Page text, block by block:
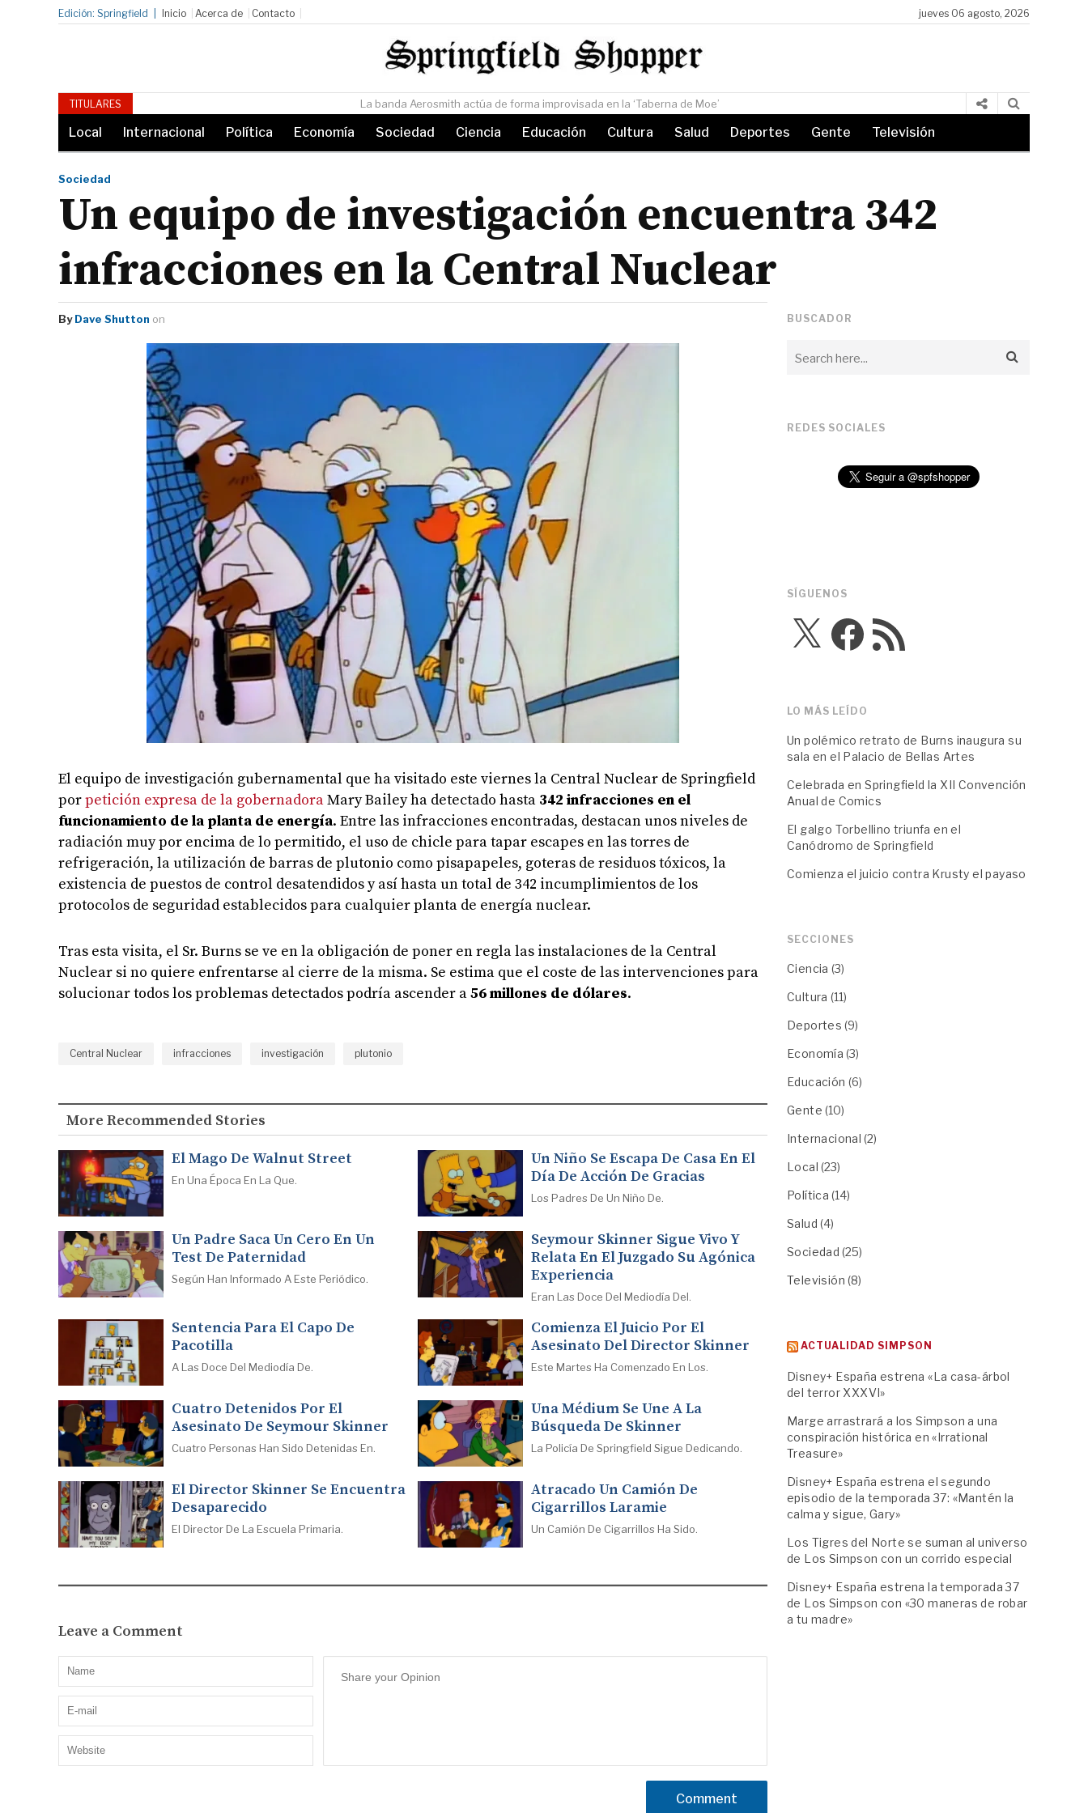
Edición: Springfield Inicio Acerca de Contacto jueves 06 agosto, 2026
TITULARES La banda Aerosmith actúa de forma improvisada en la ‘Taberna de Moe’ El alcalde Quimby declara oficialmente el «Día del Flameado de
Local Internacional Política Economía Sociedad Ciencia Educación Cultura Salud Deportes Gente Televisión
Sociedad
Un equipo de investigación encuentra 342
infracciones en la Central Nuclear
By Dave Shutton on
El equipo de investigación gubernamental que ha visitado este viernes la Central Nuclear de Springfield
porpetición expresa de la gobernadoraMary Bailey ha detectado hasta 342 infracciones en el
funcionamiento de la planta de energía. Entre las infracciones encontradas, destacan unos niveles de
radiación muy por encima de lo permitido, el uso de chicle para tapar escapes en las torres de
refrigeración, la utilización de barras de plutonio como pisapapeles, goteras de residuos tóxicos, la
existencia de puestos de control desatendidos y así hasta un total de 342 incumplimientos de los
protocolos de seguridad establecidos para cualquier planta de energía nuclear.
Tras esta visita, el Sr. Burns se ve en la obligación de poner en regla las instalaciones de la Central
Nuclear si no quiere enfrentarse al cierre de la misma. Se estima que el coste de las intervenciones para
solucionar todos los problemas detectados podría ascender a56 millones de dólares.
Central Nuclear infracciones investigación plutonio
More Recommended Stories
El Mago De Walnut Street
En Una Época En La Que.
Un Niño Se Escapa De Casa En El
Día De Acción De Gracias
Los Padres De Un Niño De.
Un Padre Saca Un Cero En Un
Test De Paternidad
Según Han Informado A Este Periódico.
Seymour Skinner Sigue Vivo Y
Relata En El Juzgado Su Agónica
Experiencia
Eran Las Doce Del Mediodía Del.
Sentencia Para El Capo De
Pacotilla
A Las Doce Del Mediodía De.
Comienza El Juicio Por El
Asesinato Del Director Skinner
Este Martes Ha Comenzado En Los.
Cuatro Detenidos Por El
Asesinato De Seymour Skinner
Cuatro Personas Han Sido Detenidas En.
Una Médium Se Une A La
Búsqueda De Skinner
La Policía De Springfield Sigue Dedicando.
El Director Skinner Se Encuentra
Desaparecido
El Director De La Escuela Primaria.
Atracado Un Camión De
Cigarrillos Laramie
Un Camión De Cigarrillos Ha Sido.
Leave a Comment
BUSCADOR
REDES SOCIALES
SÍGUENOS
X FacebookFeed
RSS
LO MÁS LEÍDO
Un polémico retrato de Burns inaugura su
sala en el Palacio de Bellas Artes
Celebrada en Springfield la XII Convención
Anual de Comics
El galgo Torbellino triunfa en el
Canódromo de Springfield
Comienza el juicio contra Krusty el payaso
SECCIONES
Ciencia (3)
Cultura (11)
Deportes (9)
Economía (3)
Educación (6)
Gente (10)
Internacional (2)
Local (23)
Política (14)
Salud (4)
Sociedad (25)
Televisión (8)
ACTUALIDAD SIMPSON
Disney+ España estrena «La casa-árbol
del terror XXXVI»
Marge arrastrará a los Simpson a una
conspiración histórica en «Irrational
Treasure»
Disney+ España estrena el segundo
episodio de la temporada 37: «Mantén la
calma y sigue, Gary»
Los Tigres del Norte se suman al universo
de Los Simpson con un corrido especial
Disney+ España estrena la temporada 37
de Los Simpson con «30 maneras de robar
a tu madre»